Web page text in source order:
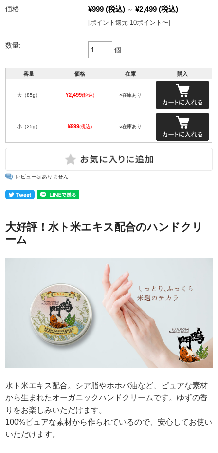
価格: ¥999 (税込) ～ ¥2,499 (税込)
[ポイント還元 10ポイント〜]
数量:
個
容量 価格 在庫 購入
大（85g） ¥2,499(税込) ○在庫あり
小（25g） ¥999(税込) ○在庫あり
レビューはありません
大好評！水ト米エキス配合のハンドクリ
ーム
水ト米エキス配合。シア脂やホホバ油など、ピュアな素材
から生まれたオーガニックハンドクリームです。ゆずの香
りをお楽しみいただけます。
100%ピュアな素材から作られているので、安心してお使い
いただけます。